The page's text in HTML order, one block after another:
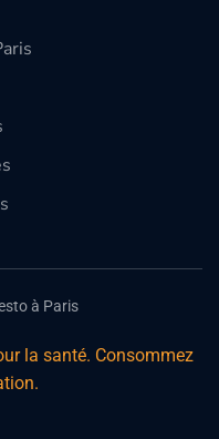
à Paris
la santé. Consommez